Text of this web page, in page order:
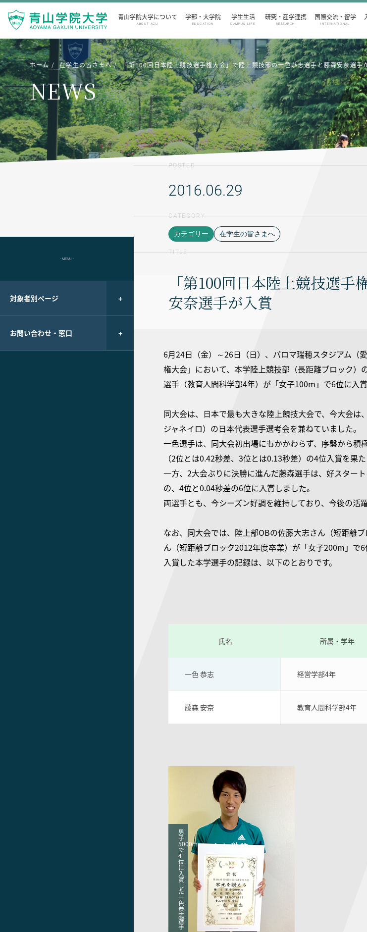
青山学院大学について
ABOUT AGU
学部・大学院
EDUCATION
学生生活
CAMPUS LIFE
研究・産学連携
RESEARCH
国際交流・留学
INTERNATIONAL
ホーム 在学生の皆さまへ 「第100回日本陸上競技選手権大会」で陸上競技部の一色恭志選手と藤森安奈選手
NEWS
- MENU -
対象者別ページ
お問い合わせ・窓口
POSTED
2016.06.29
CATEGORY
カテゴリー 在学生の皆さまへ
TITLE
「第100回日本陸上競技選
安奈選手が入賞
6月24日（金）～26日（日）、パロマ瑞穂スタジアム（
権大会」において、本学陸上競技部（長距離ブロック
選手（教育人間科学部4年）が「女子100m」で6位に入賞
同大会は、日本で最も大きな陸上競技大会で、今大会
ジャネイロ）の日本代表選手選考会を兼ねていました。
一色選手は、同大会初出場にもかかわらず、序盤から
（2位とは0.42秒差、3位とは0.13秒差）の4位入賞を果た
一方、2大会ぶりに決勝に進んだ藤森選手は、好スター
の、4位と0.04秒差の6位に入賞しました。
両選手とも、今シーズン好調を維持しており、今後の活
なお、同大会では、陸上部OBの佐藤大志さん（短距離
ん（短距離ブロック2012年度卒業）が「女子200m」で6
入賞した本学選手の記録は、以下のとおりです。
氏名 所属・学年
一色 恭志 経営学部4年
藤森 安奈 教育人間科学部4年
男
子
5000m
で
4
位
に
入
賞
し
た
一
色
恭
志
選
手